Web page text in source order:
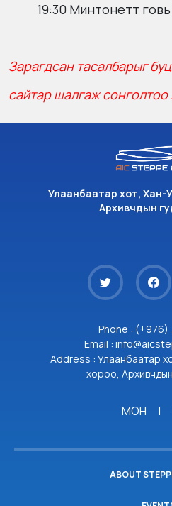
19:30 Минтонетт говь
Зарагдсан тасалбарыг
сайтар шалгаж сонголтоо
Улаанбаатар хот, Хан-
Архивчдын
Phone : (+976)
Email :
Address : Улаанбаатар
хороо,
МОН |
ABOUT